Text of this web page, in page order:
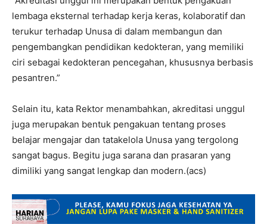
lembaga eksternal terhadap kerja keras, kolaboratif dan
terukur terhadap Unusa di dalam membangun dan
pengembangkan pendidikan kedokteran, yang memiliki
ciri sebagai kedokteran pencegahan, khususnya berbasis
pesantren.”
Selain itu, kata Rektor menambahkan, akreditasi unggul
juga merupakan bentuk pengakuan tentang proses
belajar mengajar dan tatakelola Unusa yang tergolong
sangat bagus. Begitu juga sarana dan prasaran yang
dimiliki yang sangat lengkap dan modern.(acs)